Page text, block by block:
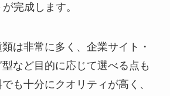
完成します。
は非常に多く、企業サイト・
など目的に応じて選べる点も
も十分にクオリティが高く、